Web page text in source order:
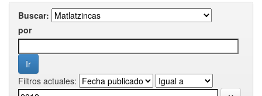
Buscar:
por
Filtros actuales: